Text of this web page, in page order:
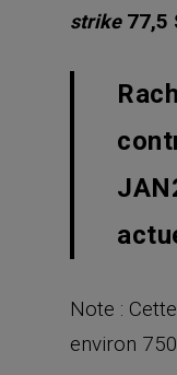
strike77,5
Note :
environ 750